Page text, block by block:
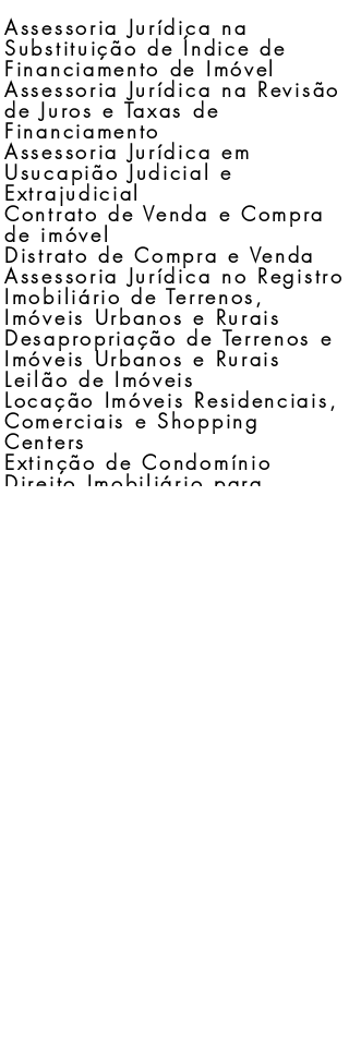
Assessoria Jurídica na
Substituição de Índice de
Financiamento de Imóvel
Assessoria Jurídica na Revisão
de Juros e Taxas de
Financiamento
Assessoria Jurídica em
Usucapião Judicial e
Extrajudicial
Contrato de Venda e Compra
de imóvel
Distrato de Compra e Venda
Assessoria Jurídica no Registro
Imobiliário de Terrenos,
Imóveis Urbanos e Rurais
Desapropriação de Terrenos e
Imóveis Urbanos e Rurais
Leilão de Imóveis
Locação Imóveis Residenciais,
Comerciais e Shopping
Centers
Extinção de Condomínio
Direito Imobiliário para